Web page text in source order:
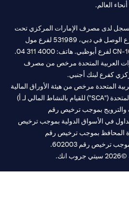
لدى مصرف الإمارات المركزي تحت
أرقام التراخيص 202563 لفرع الوصل في دبي، 531989 لفرع مول
المتحدة مرخص من مصرف
لبنك أجنبي.
مرخص من هيئة الأوراق المالية
والسلع في الإمارات العربية المتحدة ("SCA") للقيام بالنشاط المالي لـ أ)
بموجب ترخيص رقم
في الأسواق الدولية بموجب ترخيص
إدارة المحافظ بموجب ترخيص رقم